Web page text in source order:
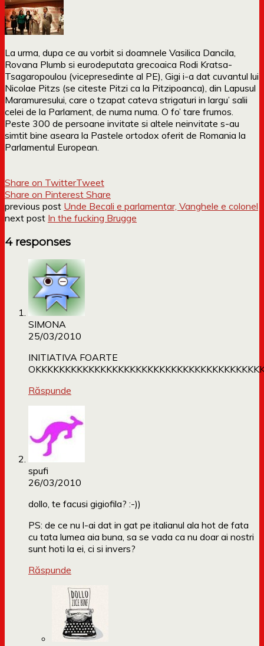
La urma, dupa ce au vorbit si doamnele Vasilica Dancila,
Rovana Plumb si eurodeputata grecoaica Rodi Kratsa-
Tsagaropoulou (vicepresedinte al PE), Gigi i-a dat cuvantul lui
Nicolae Pitzs (se citeste Pitzi ca la Pitzipoanca), din Lapusul
Maramuresului, care o tzapat cateva strigaturi in largu’ salii
celei de la Parlament, de numa numa. O fo’ tare frumos.
Peste 300 de persoane invitate si altele neinvitate s-au
simtit bine aseara la Pastele ortodox oferit de Romania la
Parlamentul European.
Share on TwitterTweet
Share on Pinterest Share
previous post Unde Becali e parlamentar, Vanghele e colonel
next post In the fucking Brugge
4 responses
SIMONA
25/03/2010
INITIATIVA FOARTE
Răspunde
spufi
26/03/2010
dollo, te facusi gigiofila? :-))
PS: de ce nu l-ai dat in gat pe italianul ala hot de fata
cu tata lumea aia buna, sa se vada ca nu doar ai nostri
sunt hoti la ei, ci si invers?
Răspunde